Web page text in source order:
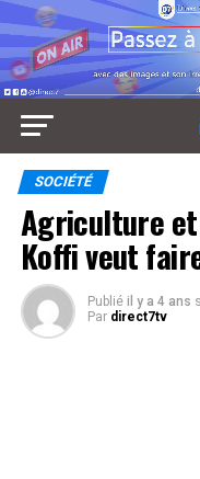
SOCIÉTÉ
Agriculture
Koffi veut
Publié il y a 4 ans
Par direct7tv